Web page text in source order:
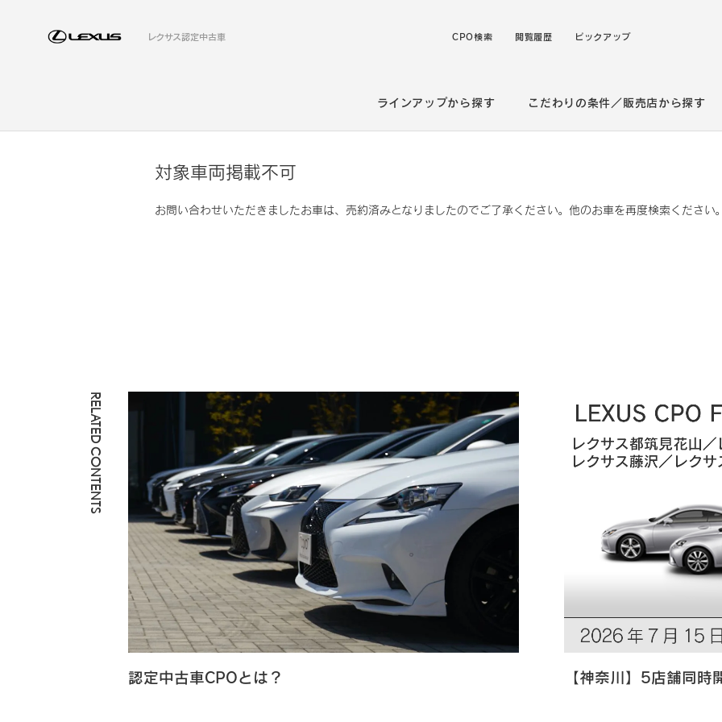
レクサス認定中古車 CPO検索 閲覧履歴 ピックアップ
ラインアップから探す こだわりの条件／販売店から探す
対象車両掲載不可
お問い合わせいただきましたお車は、売約済みとなりましたのでご了承ください。他のお車を再度検索ください
RELATED CONTENTS
認定中古車CPOとは？ 【神奈川】5店舗同時